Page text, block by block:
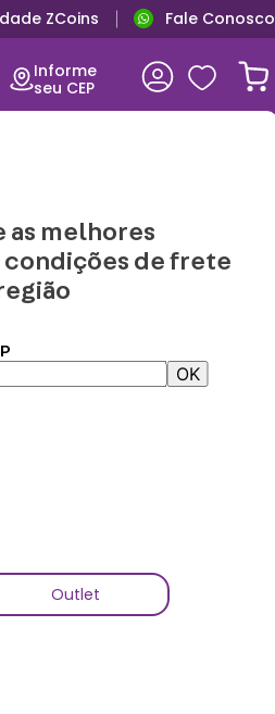
ZCoins Fale Conosco
Informe
seu CEP
as melhores
condições de frete
OK
caneca-mini-tina-
"
Outlet